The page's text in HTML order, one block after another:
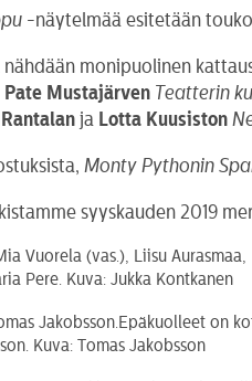
-näytelmää esitetään
nähdään monipuolinen
Pate Mustajärven Teatterin
Rantalan ja Lotta Kuusiston
Monty Pythonin
syyskauden 2019
Pere. Kuva: Jukka Kontkanen
Epäkuolleet on
Kuva: Tomas Jakobsson